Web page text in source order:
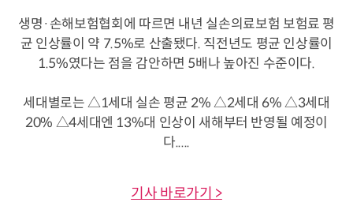
생명·손해보험협회에 따르면 내년 실손의료보험 보험료 평
균 인상률이 약 7.5%로 산출됐다. 직전년도 평균 인상률이
1.5%였다는 점을 감안하면 5배나 높아진 수준이다.
세대별로는 △1세대 실손 평균 2% △2세대 6% △3세대
20% △4세대엔 13%대 인상이 새해부터 반영될 예정이
다.....
기사 바로가기 >